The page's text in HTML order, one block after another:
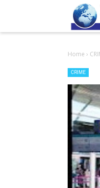
Home ›
CRIME